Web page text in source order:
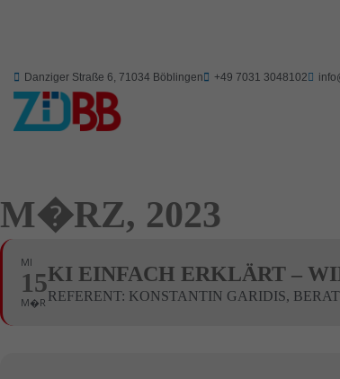
Danziger Straße 6, 71034 Böblingen +49 7031 3048102
M�RZ, 2023
MI
15
M�R
KI EINFACH ERKLÄRT –
REFERENT: KONSTANTIN GARIDIS,